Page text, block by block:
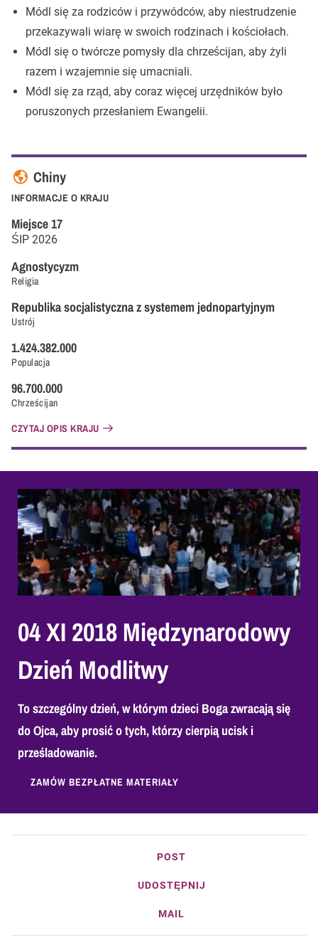
Módl się za rodziców i przywódców, aby niestrudzenie
przekazywali wiarę w swoich rodzinach i kościołach.
Módl się o twórcze pomysły dla chrześcijan, aby żyli
razem i wzajemnie się umacniali.
Módl się za rząd, aby coraz więcej urzędników było
poruszonych przesłaniem Ewangelii.
INFORMACJE O KRAJU
Chiny
Miejsce17
ŚIP 2026
Religia
Agnostycyzm
Ustrój
Republika socjalistyczna z systemem jednopartyjnym
Populacja
1.424.382.000
Chrześcijan
96.700.000
CZYTAJ OPIS KRAJU
04 XI 2018 Międzynarodowy
Dzień Modlitwy
To szczególny dzień, w którym dzieci Boga zwracają się
do Ojca, aby prosić o tych, którzy cierpią ucisk i
prześladowanie.
ZAMÓW BEZPŁATNE MATERIAŁY
POST
UDOSTĘPNIJ
MAIL